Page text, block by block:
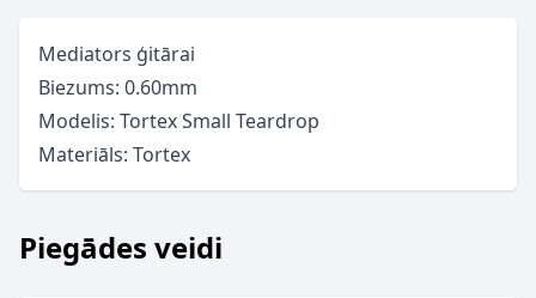
Mediators ģitārai
Biezums: 0.60mm
Modelis: Tortex Small Teardrop
Materiāls: Tortex
Piegādes veidi